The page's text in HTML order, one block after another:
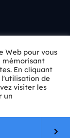
keyboard_arrow_right
Web pour vous
mémorisant
En cliquant
l'utilisation de
visiter les
un